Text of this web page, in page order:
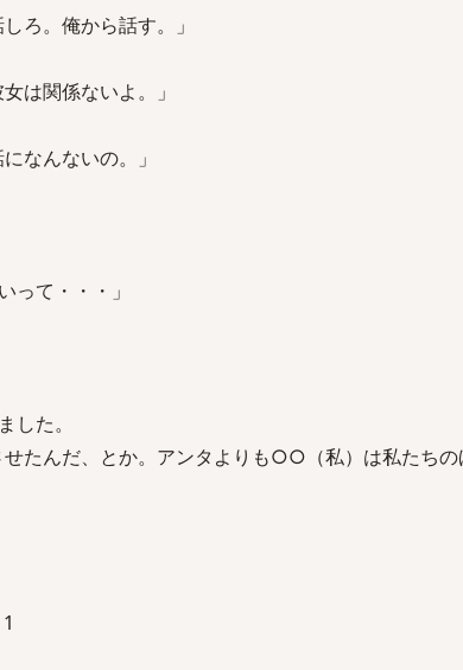
ろ。俺から話す。」
は関係ないよ。」
なんないの。」
って・・・」
した。
たんだ、とか。アンタよりも○○（私）は私たち